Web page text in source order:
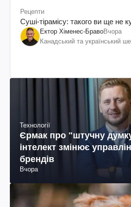
Рецепти
Суші-тірамісу: такого ви ще не
Ектор Хіменес-БравоВчора
Канадський та український
Технології
Єрмак про "штучну
інтелект змінює
брендів
Вчора